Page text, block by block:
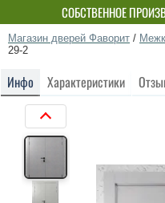
СОБСТВЕННОЕ
Магазин дверей Фаворит /
29-2
Инфо Характеристики